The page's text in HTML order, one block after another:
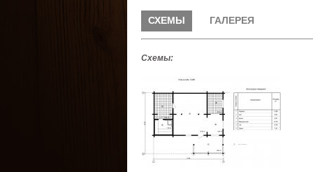
СХЕМЫ ГАЛЕРЕЯ
Схемы: